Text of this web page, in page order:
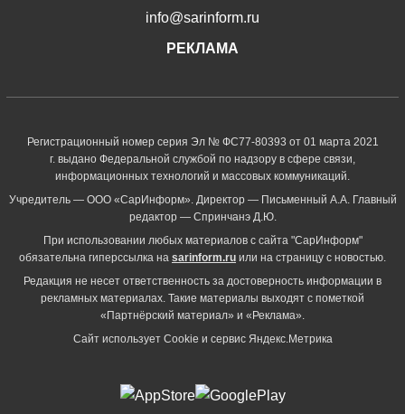
info@sarinform.ru
РЕКЛАМА
Регистрационный номер серия Эл № ФС77-80393 от 01 марта 2021
г. выдано Федеральной службой по надзору в сфере связи,
информационных технологий и массовых коммуникаций.
Учредитель — ООО «СарИнформ». Директор — Письменный А.А. Главный
редактор — Спринчанэ Д.Ю.
При использовании любых материалов с сайта "СарИнформ"
обязательна гиперссылка на sarinform.ru или на страницу с новостью.
Редакция не несет ответственность за достоверность информации в
рекламных материалах. Такие материалы выходят с пометкой
«Партнёрский материал» и «Реклама».
Сайт использует Cookie и сервиc Яндекс.Метрика